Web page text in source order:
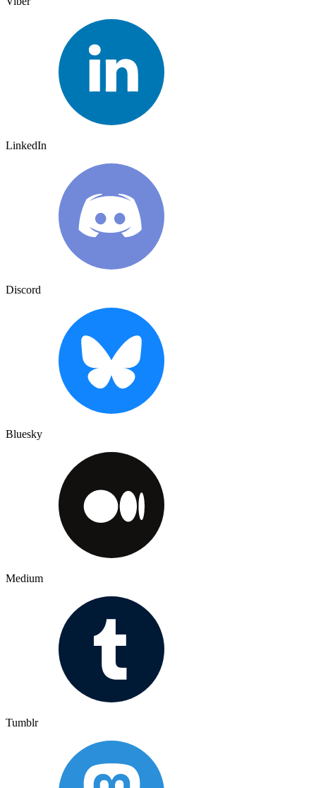
LinkedIn
Discord
Bluesky
Medium
Tumblr